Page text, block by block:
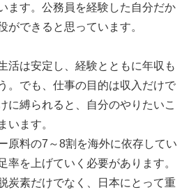
ます。公務員を経験した自分だか
ができると思っています。
活は安定し、経験とともに年収も
。でも、仕事の目的は収入だけで
に縛られると、自分のやりたいこ
います。
原料の7～8割を海外に依存してい
率を上げていく必要があります。
炭素だけでなく、日本にとって重